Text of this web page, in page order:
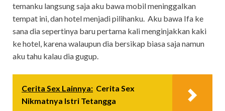
temanku langsung saja aku bawa mobil meninggalkan
tempat ini, dan hotel menjadi pilihanku. Aku bawa Ifa ke
sana dia sepertinya baru pertama kali menginjakkan kaki
ke hotel, karena walaupun dia bersikap biasa saja namun
aku tahu kalau dia gugup.
Cerita Sex Lainnya: Cerita Sex
Nikmatnya Istri Tetangga